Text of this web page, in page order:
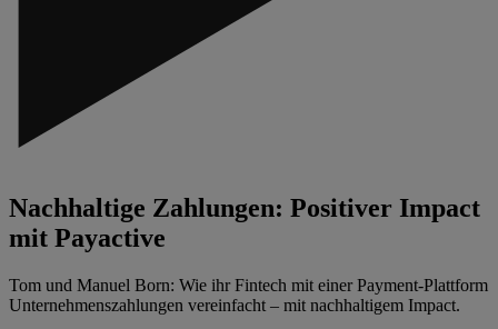
Nachhaltige Zahlungen: Positiver Impact
mit Payactive
Tom und Manuel Born: Wie ihr Fintech mit einer Payment-Plattform
Unternehmenszahlungen vereinfacht – mit nachhaltigem Impact.